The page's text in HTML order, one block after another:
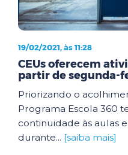
19/02/2021, às 11:28
CEUs oferecem
partir de segunda-
Priorizando o
Programa Escola 360
continuidade às aulas
durante... [saiba mais]